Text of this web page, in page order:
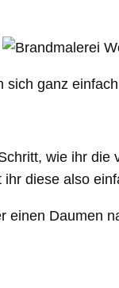
ganz
wie ihr
diese also
einen Daumen